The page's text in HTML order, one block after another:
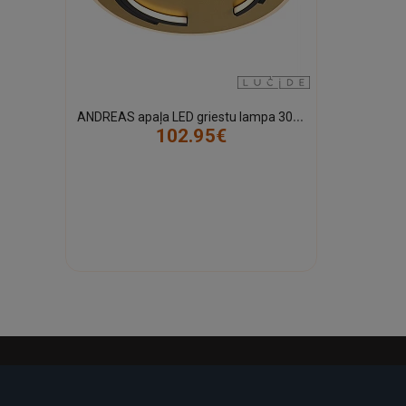
A
NDREAS apaļa LED griestu lampa 30 W 2700 K matēta zelta/misiņa (Lucide)
102.95€